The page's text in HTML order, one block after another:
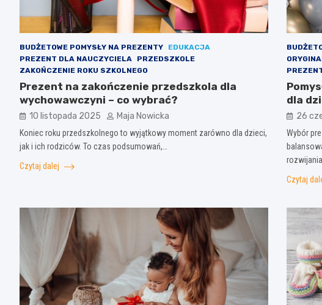
BUDŻETOWE POMYSŁY NA PREZENTY
EDUKACJA
PREZENT DLA NAUCZYCIELA
PRZEDSZKOLE
ZAKOŃCZENIE ROKU SZKOLNEGO
Prezent na zakończenie przedszkola dla
wychowawczyni – co wybrać?
10 listopada 2025 Maja Nowicka
Koniec roku przedszkolnego to wyjątkowy moment zarówno dla dzieci,
jak i ich rodziców. To czas podsumowań,…
Czytaj dalej
dla
26
Wybór
rozwijania…
Czytaj